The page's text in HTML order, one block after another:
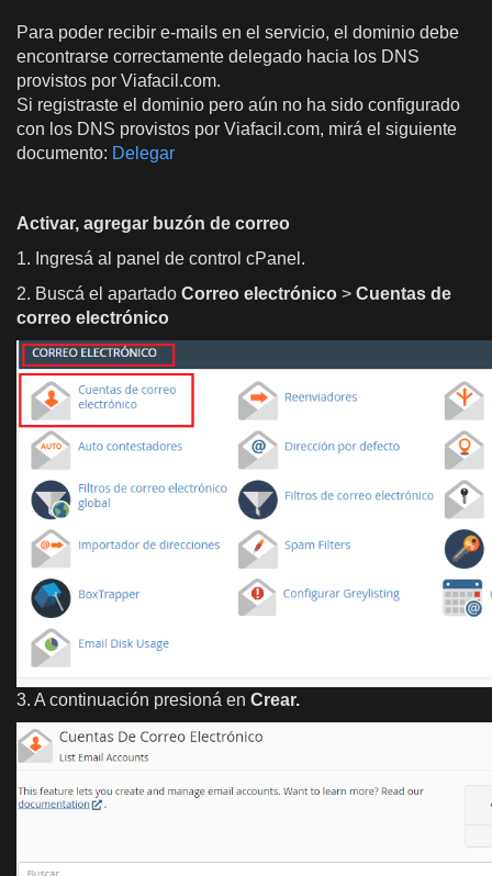
Para poder recibir e-mails en el servicio, el dominio debe
encontrarse correctamente delegado hacia los DNS
provistos por Viafacil.com.
Si registraste el dominio pero aún no ha sido configurado
con los DNS provistos por Viafacil.com, mirá el siguiente
documento: Delegar
Activar, agregar buzón de correo
1. Ingresá al panel de control cPanel.
2. Buscá el apartado Correo electrónico > Cuentas de
correo electrónico
3. A continuación presioná en Crear.